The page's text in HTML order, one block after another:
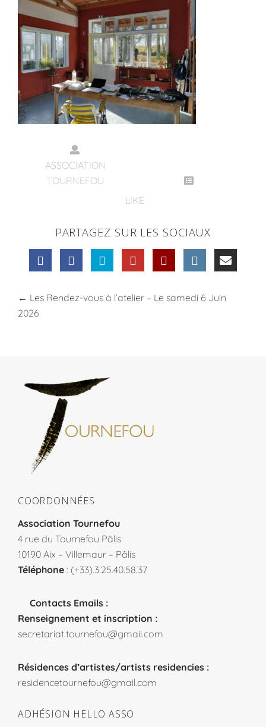
ASSOCIATION
TOURNEFOU
LIKE
PARTAGEZ SUR LES SOCIAUX
← Les Rendez-vous à l’atelier – Le samedi 6 Juin
2026
COORDONNÉES
Association Tournefou
4 rue du Tournefou Pâlis
10190 Aix – Villemaur – Pâlis
Téléphone : (+33).3.25.40.58.37
Contacts Emails :
Renseignement et inscription :
secretariat.tournefou@gmail.com
Résidences d’artistes/artists residencies :
residencetournefou@gmail.com
ADHÉSION HELLO ASSO